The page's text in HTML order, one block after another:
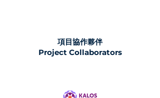
項目協作夥伴
Project Collaborators